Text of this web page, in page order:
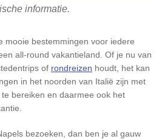
informatie.
mooie bestemmingen voor iedere
all-round vakantieland. Of je nu van
of rondreizen houdt, het kan
in het noorden van Italië zijn met
bereiken en daarmee ook het
bezoeken, dan ben je al gauw